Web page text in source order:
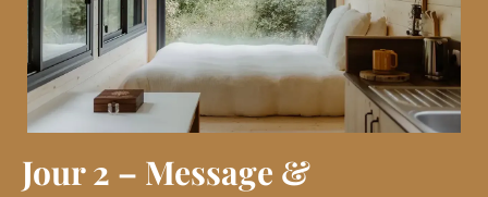
Jour 2 – Message &